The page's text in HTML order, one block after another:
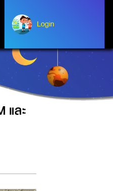
Login
Login
ณ โรงเรียน
และ